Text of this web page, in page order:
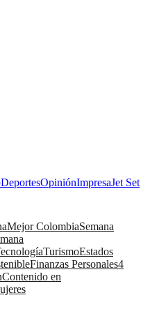
DeportesOpiniónImpresaJet Set
Mejor ColombiaSemana
TurismoEstados
Finanzas Personales4
Contenido en